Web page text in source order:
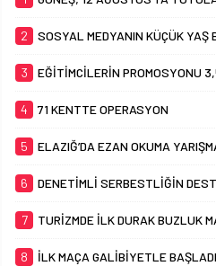
2 SOSYAL MEDYANIN KÜÇÜK YAŞ
3 EĞİTİMCİLERİN PROMOSYONU
4 71 KENTTE OPERASYON
5 ELAZIĞ’DA EZAN OKUMA
6 DENETİMLİ SERBESTLİĞİN
7 TURİZMDE İLK DURAK BUZLUK
8 İLK MAÇA GALİBİYETLE